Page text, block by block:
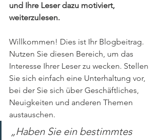
und Ihre Leser dazu motiviert,
weiterzulesen.
Willkommen! Dies ist Ihr Blogbeitrag.
Nutzen Sie diesen Bereich, um das
Interesse Ihrer Leser zu wecken. Stellen
Sie sich einfach eine Unterhaltung vor,
bei der Sie sich über Geschäftliches,
Neuigkeiten und anderen Themen
austauschen.
„Haben Sie ein bestimmtes